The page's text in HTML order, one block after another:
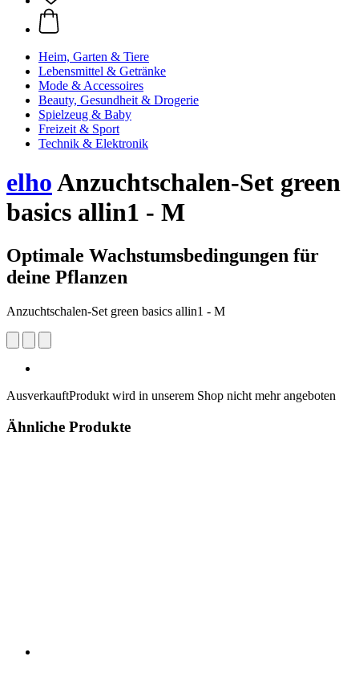
Heim, Garten & Tiere
Lebensmittel & Getränke
Mode & Accessoires
Beauty, Gesundheit & Drogerie
Spielzeug & Baby
Freizeit & Sport
Technik & Elektronik
elhoAnzuchtschalen-Set green
basics allin1 - M
Optimale Wachstumsbedingungen für
deine Pflanzen
Anzuchtschalen-Set green basics allin1 - M
AusverkauftProdukt wird in unserem Shop nicht mehr angeboten
Ähnliche Produkte